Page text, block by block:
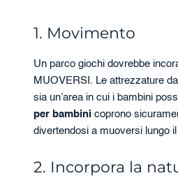
1. Movimento
Un parco giochi dovrebbe
MUOVERSI. Le attrezzature
sia un’area in cui i bambini
per bambini coprono
divertendosi a muoversi lungo
2. Incorpora la